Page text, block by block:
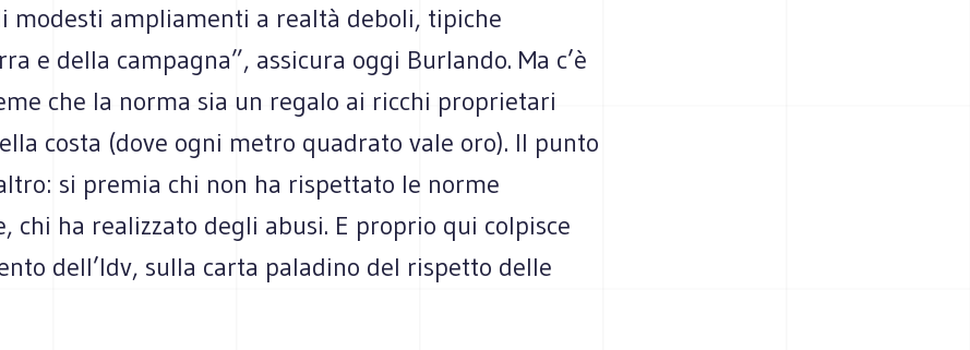
modesti ampliamenti a realtà deboli, tipiche
e della campagna”, assicura oggi Burlando. Ma c’è
che la norma sia un regalo ai ricchi proprietari
costa (dove ogni metro quadrato vale oro). Il punto
si premia chi non ha rispettato le norme
chi ha realizzato degli abusi. E proprio qui colpisce
dell’Idv, sulla carta paladino del rispetto delle